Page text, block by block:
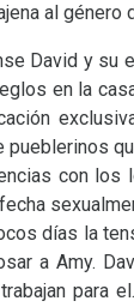
al
David y su
en la
con los
días la
a Amy.
para